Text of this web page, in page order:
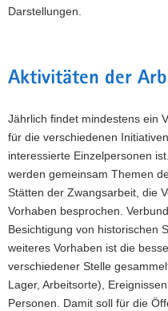
Darstellungen.
Aktivitäten der
Jährlich findet mindestens ein
für die verschiedenen
interessierte Einzelpersonen
werden gemeinsam Themen
Stätten der Zwangsarbeit, die
Vorhaben besprochen.
Besichtigung von historischen
weiteres Vorhaben ist die
verschiedener Stelle
Lager, Arbeitsorte),
Personen. Damit soll für die